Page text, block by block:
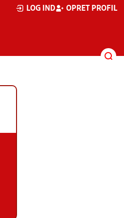
LOG IND OPRET PROFIL